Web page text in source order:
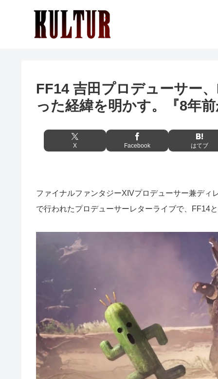
FF14 吉田プロデューサー
った経緯を明かす。『8年前
X Facebook はてブ
ファイナルファンタジーXIVプロデューサー兼ディ
で行われたプロデューサーレターライブで、FF14